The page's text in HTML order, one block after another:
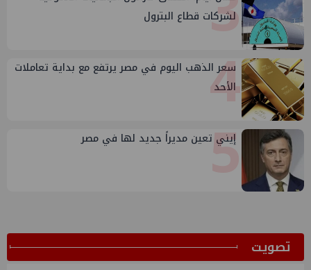
لشركات قطاع البترول
4
سعر الذهب اليوم في مصر يرتفع مع بداية تعاملات
الأحد
5
إيني تعين مديراً جديد لها في مصر
ﺗﺼﻮﻳﺖ